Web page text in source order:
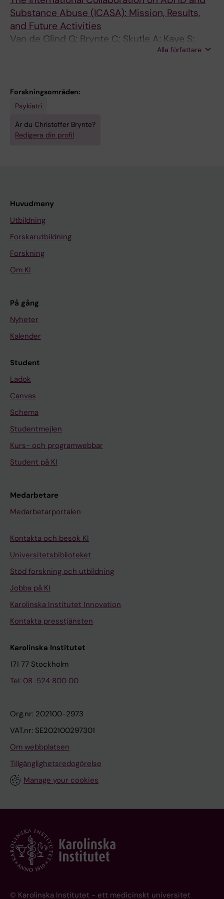
Substance Abuse (ICASA): Mission, Results,
and Future Activities
Van de Glind G; Brynte C; Skutle A; Kaye S;
Konstenius M; Levin F; Mathys F; Demetrovics
Alla författare
Forskningsområden:
Psykiatri
Är du Christoffer Brynte?
Redigera din profil
Huvudmeny
Utbildning
Forskarutbildning
Forskning
Om KI
På gång
Nyheter
Kalender
Student
Ladok
Canvas
Schema
Studentmejlen
Kurs- och programwebbar
Student på KI
Medarbetare
Medarbetarportalen
Kontakta och besök KI
Universitetsbiblioteket
Stöd forskning och utbildning
Jobba på KI
Karolinska Institutet Innovation
Kontakta presstjänsten
Karolinska Institutet
171 77 Stockholm
Tel: 08-524 800 00
Org.nr: 202100-2973
VAT.nr: SE202100297301
Om webbplatsen
Tillgänglighetsredogörelse
Manage your cookies
© Karolinska Institutet - ett medicinskt universitet